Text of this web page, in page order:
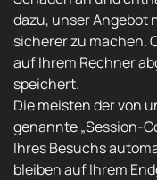
dazu, unser
sicherer zu machen.
auf Ihrem Rechner
speichert.
Die meisten der von
genannte „Session-
Ihres Besuchs
bleiben auf Ihrem